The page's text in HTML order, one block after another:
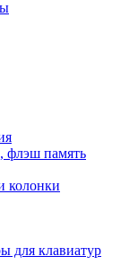
флэш память
колонки
для клавиатур